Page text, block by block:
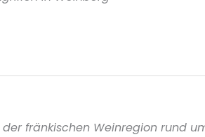
fränkischen Weinregion rund